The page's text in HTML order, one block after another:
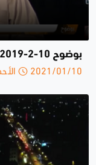
بوضوح 10-2-2019
2021/01/10 الأحد 11:22 ص